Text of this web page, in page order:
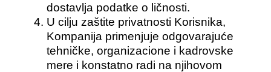
dostavlja podatke o ličnosti.
U cilju zaštite privatnosti Korisnika,
Kompanija primenjuje odgovarajuće
tehničke, organizacione i kadrovske
mere i konstatno radi na njihovom